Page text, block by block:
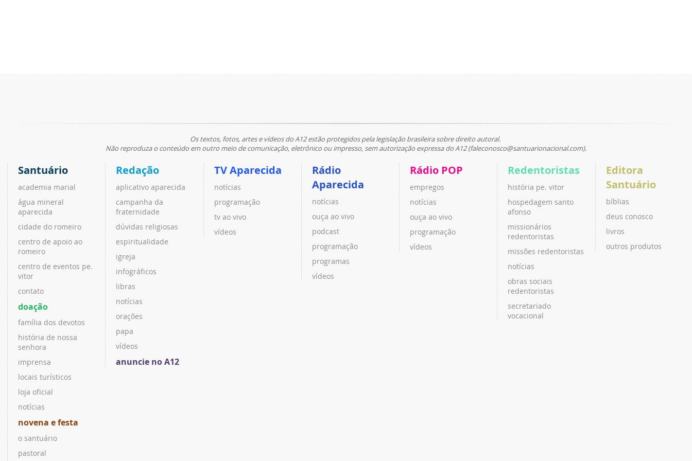
Os textos, fotos, artes e vídeos do A12 estão protegidos pela legislação brasileira sobre direito autoral.
Não reproduza o conteúdo em outro meio de comunicação, eletrônico ou impresso, sem autorização expressa do A12 (faleconosco@santuarionacional.com).
Santuário
academia marial
água mineral
aparecida
cidade do romeiro
centro de apoio ao
romeiro
centro de eventos pe.
vitor
contato
doação
família dos devotos
história de nossa
senhora
imprensa
locais turísticos
loja oficial
notícias
novena e festa
o santuário
pastoral
Redação
aplicativo aparecida
campanha da
fraternidade
dúvidas religiosas
espiritualidade
igreja
infográficos
libras
notícias
orações
papa
vídeos
anuncie no A12
TV Aparecida
notícias
programação
tv ao vivo
vídeos
Rádio
Aparecida
notícias
ouça ao vivo
podcast
programação
programas
vídeos
Rádio POP
empregos
notícias
ouça ao vivo
programação
vídeos
Redentoristas
história pe. vitor
hospedagem santo
afonso
missionários
redentoristas
missões redentoristas
notícias
obras sociais
redentoristas
secretariado
vocacional
Editora
Santuário
bíblias
deus conosco
livros
outros produtos